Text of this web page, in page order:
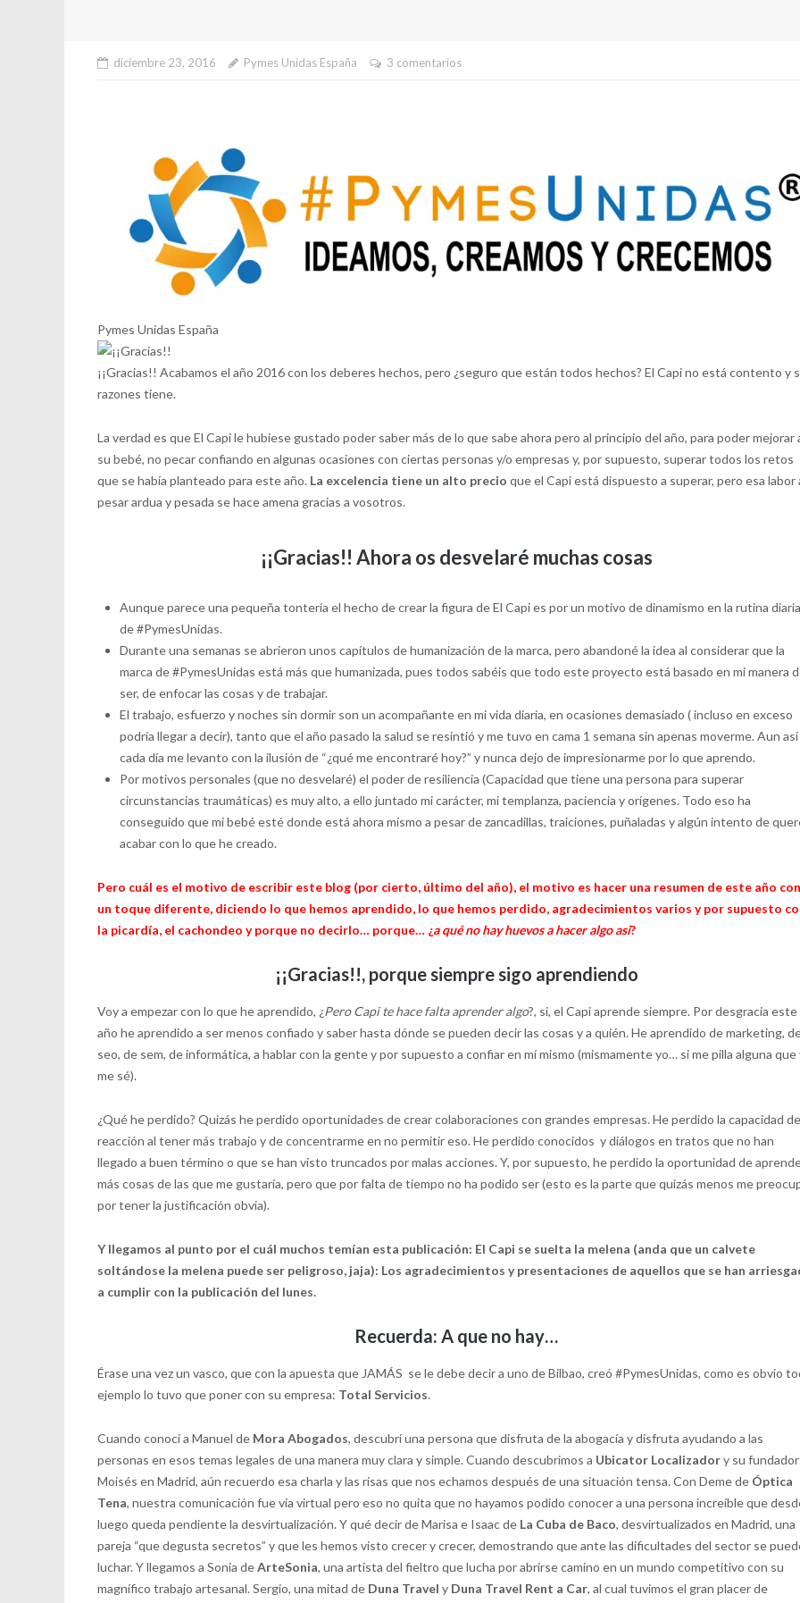
diciembre 23, 2016 Pymes Unidas España 3 comentarios
Pymes Unidas España
¡¡Gracias!! Acabamos el año 2016 con los deberes hechos, pero ¿seguro que están todos hechos? El Capi no está contento y
razones tiene.
La verdad es que El Capi le hubiese gustado poder saber más de lo que sabe ahora pero al principio del año, para poder mejorar
su bebé, no pecar confiando en algunas ocasiones con ciertas personas y/o empresas y, por supuesto, superar todos los retos
que se había planteado para este año. La excelencia tiene un alto precio que el Capi está dispuesto a superar, pero esa labor
pesar ardua y pesada se hace amena gracias a vosotros.
¡¡Gracias!! Ahora os desvelaré muchas cosas
Aunque parece una pequeña tontería el hecho de crear la figura de El Capi es por un motivo de dinamismo en la rutina diaria
de #PymesUnidas.
Durante una semanas se abrieron unos capítulos de humanización de la marca, pero abandoné la idea al considerar que la
marca de #PymesUnidas está más que humanizada, pues todos sabéis que todo este proyecto está basado en mi manera
ser, de enfocar las cosas y de trabajar.
El trabajo, esfuerzo y noches sin dormir son un acompañante en mi vida diaria, en ocasiones demasiado ( incluso en exceso
podría llegar a decir), tanto que el año pasado la salud se resintió y me tuvo en cama 1 semana sin apenas moverme. Aun así
cada día me levanto con la ilusión de “¿qué me encontraré hoy?” y nunca dejo de impresionarme por lo que aprendo.
Por motivos personales (que no desvelaré) el poder de resiliencia (Capacidad que tiene una persona para superar
circunstancias traumáticas) es muy alto, a ello juntado mi carácter, mi templanza, paciencia y orígenes. Todo eso ha
conseguido que mi bebé esté donde está ahora mismo a pesar de zancadillas, traiciones, puñaladas y algún intento de
acabar con lo que he creado.
Pero cuál es el motivo de escribir este blog (por cierto, último del año), el motivo es hacer una resumen de este año con
un toque diferente, diciendo lo que hemos aprendido, lo que hemos perdido, agradecimientos varios y por supuesto
la picardía, el cachondeo y porque no decirlo… porque… ¿a qué no hay huevos a hacer algo asi?
¡¡Gracias!!, porque siempre sigo aprendiendo
Voy a empezar con lo que he aprendido, ¿Pero Capi te hace falta aprender algo?, si, el Capi aprende siempre. Por desgracia este
año he aprendido a ser menos confiado y saber hasta dónde se pueden decir las cosas y a quién. He aprendido de marketing,
seo, de sem, de informática, a hablar con la gente y por supuesto a confiar en mí mismo (mismamente yo… si me pilla alguna que
me sé).
¿Qué he perdido? Quizás he perdido oportunidades de crear colaboraciones con grandes empresas. He perdido la capacidad de
reacción al tener más trabajo y de concentrarme en no permitir eso. He perdido conocidos y diálogos en tratos que no han
llegado a buen término o que se han visto truncados por malas acciones. Y, por supuesto, he perdido la oportunidad de
más cosas de las que me gustaría, pero que por falta de tiempo no ha podido ser (esto es la parte que quizás menos me
por tener la justificación obvia).
Y llegamos al punto por el cuál muchos temían esta publicación: El Capi se suelta la melena (anda que un calvete
soltándose la melena puede ser peligroso, jaja): Los agradecimientos y presentaciones de aquellos que se han
a cumplir con la publicación del lunes.
Recuerda: A que no hay…
Érase una vez un vasco, que con la apuesta que JAMÁS se le debe decir a uno de Bilbao, creó #PymesUnidas, como es obvio
ejemplo lo tuvo que poner con su empresa: Total Servicios.
Cuando conocí a Manuel de Mora Abogados, descubrí una persona que disfruta de la abogacía y disfruta ayudando a las
personas en esos temas legales de una manera muy clara y simple. Cuando descubrimos a Ubicator Localizadory su fundador
Moisés en Madrid, aún recuerdo esa charla y las risas que nos echamos después de una situación tensa. Con Deme de Óptica
Tena, nuestra comunicación fue vía virtual pero eso no quita que no hayamos podido conocer a una persona increíble que
luego queda pendiente la desvirtualización. Y qué decir de Marisa e Isaac de La Cuba de Baco, desvirtualizados en Madrid, una
pareja “que degusta secretos” y que les hemos visto crecer y crecer, demostrando que ante las dificultades del sector se
luchar. Y llegamos a Sonia deArteSonia, una artista del fieltro que lucha por abrirse camino en un mundo competitivo con su
magnífico trabajo artesanal. Sergio, una mitad de Duna Travel y Duna Travel Rent a Car, al cual tuvimos el gran placer de